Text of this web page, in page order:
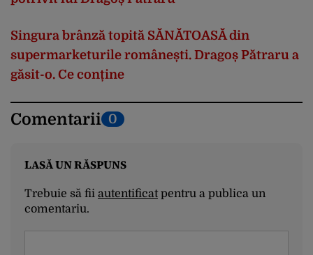
Singura brânză topită SĂNĂTOASĂ din
supermarketurile românești. Dragoș Pătraru a
găsit-o. Ce conține
Comentarii 0
LASĂ UN RĂSPUNS
Trebuie să fii autentificatpentru a publica un
comentariu.